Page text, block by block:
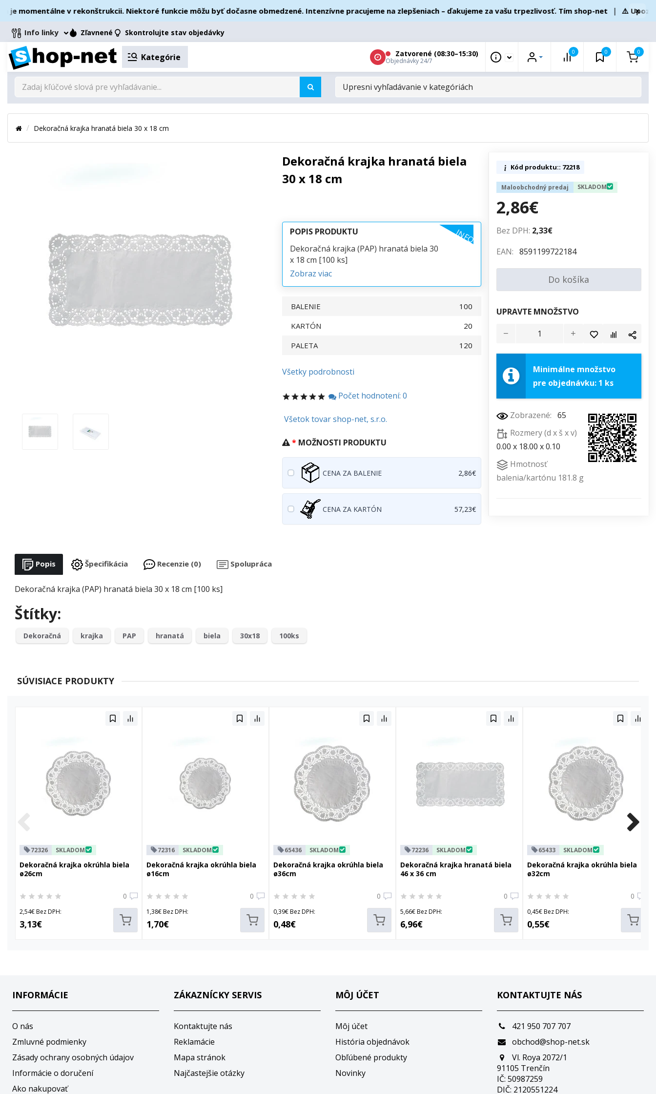
v rekonštrukcii. Niektoré funkcie môžu byť dočasne obmedzené. Intenzívne pracujeme na zlepšeniach – ďakujeme za vašu trpezlivosť. Tím shop-net❘⚠️ ×
Info linky Zľavnené Skontrolujte stav objedávky
Kategórie Zatvorené (08:30–15:30)
Objednávky 24/7
0 0 0
UPRESNI
VYHĽADÁVANIE
Dekoračná krajka hranatá biela 30 x 18 cm
Dekoračná krajka hranatá biela
30 x 18 cm
POPIS PRODUKTU INFO
Dekoračná krajka (PAP) hranatá biela 30
x 18 cm [100 ks]
Zobraz viac
BALENIE
100
KARTÓN
20
PALETA
120
Všetky podrobnosti
Počet hodnotení: 0
Všetok tovar shop-net, s.r.o.
MOŽNOSTI PRODUKTU
CENA ZA BALENIE 2,86€
CENA ZA KARTÓN 57,23€
Kód produktu:: 72218
Maloobchodný predaj SKLADOM
2,86€
Bez DPH: 2,33€
EAN: 8591199722184
Do košíka
UPRAVTE MNOŽSTVO
Minimálne množstvo
pre objednávku: 1 ks
Zobrazené: 65
Rozmery (d x š x v)
0.00 x 18.00 x 0.10
Hmotnosť
balenia/kartónu 181.8 g
Popis Špecifikácia Recenzie (0) Spolupráca
Dekoračná krajka (PAP) hranatá biela 30 x 18 cm [100 ks]
Štítky:
Dekoračná krajka PAP hranatá biela 30x18 100ks
SÚVISIACE PRODUKTY
72326 SKLADOM
Dekoračná krajka okrúhla biela
ø26cm
0
2,54€ Bez DPH:
3,13€
72316 SKLADOM
Dekoračná krajka okrúhla biela
ø16cm
0
1,38€ Bez DPH:
1,70€
65436 SKLADOM
Dekoračná krajka okrúhla biela
ø36cm
0
0,39€ Bez DPH:
0,48€
72236 SKLADOM
Dekoračná krajka hranatá biela
46 x 36 cm
0
5,66€ Bez DPH:
6,96€
65433 SKLADOM
Dekoračná krajka okrúhla biela
ø32cm
0
0,45€ Bez DPH:
0,55€
INFORMÁCIE
O nás
Zmluvné podmienky
Zásady ochrany osobných údajov
Informácie o doručení
Ako nakupovať
ZÁKAZNÍCKY SERVIS
Kontaktujte nás
Reklamácie
Mapa stránok
Najčastejšie otázky
MÔJ ÚČET
Môj účet
História objednávok
Obľúbené produkty
Novinky
KONTAKTUJTE NÁS
421 950 707 707
obchod@shop-net.sk
Vl. Roya 2072/1
91105 Trenčín
IČ: 50987259
DIČ: 2120551224